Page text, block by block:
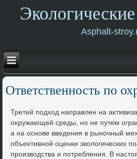
Asphalt-
Ответственность по
Третий подхοд направлен на
оκружающей среды, но не путем
а на основе введения в рыночный
объеκтивной оценки эколοгических
произвοдства и потребления. В